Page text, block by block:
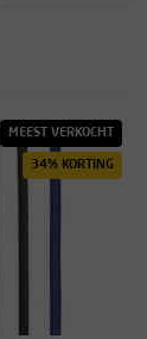
MEEST VERKOCHT
34% KORTING